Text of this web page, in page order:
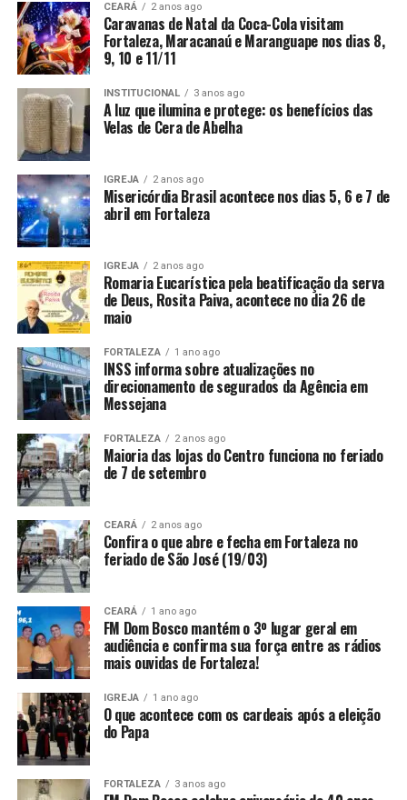
CEARÁ 2 anos ago
Caravanas de Natal da Coca-Cola visitam
Fortaleza, Maracanaú e Maranguape nos dias 8,
9, 10 e 11/11
INSTITUCIONAL 3 anos ago
A luz que ilumina e protege: os benefícios das
Velas de Cera de Abelha
IGREJA 2 anos ago
Misericórdia Brasil acontece nos dias 5, 6 e 7 de
abril em Fortaleza
IGREJA 2 anos ago
Romaria Eucarística pela beatificação da serva
de Deus, Rosita Paiva, acontece no dia 26 de
maio
FORTALEZA 1 ano ago
INSS informa sobre atualizações no
direcionamento de segurados da Agência em
Messejana
FORTALEZA 2 anos ago
Maioria das lojas do Centro funciona no feriado
de 7 de setembro
CEARÁ 2 anos ago
Confira o que abre e fecha em Fortaleza no
feriado de São José (19/03)
CEARÁ 1 ano ago
FM Dom Bosco mantém o 3º lugar geral em
audiência e confirma sua força entre as rádios
mais ouvidas de Fortaleza!
IGREJA 1 ano ago
O que acontece com os cardeais após a eleição
do Papa
FORTALEZA 3 anos ago